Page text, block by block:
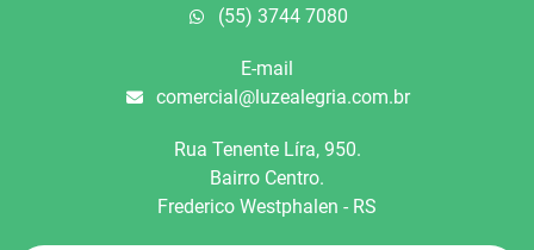
(55) 3744 7080
E-mail
comercial@luzealegria.com.br
Rua Tenente Líra, 950.
Bairro Centro.
Frederico Westphalen - RS